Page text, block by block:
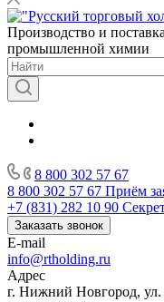
Производство и поставка
промышленной химии
8 800 302 57 67
8 800 302 57 67 Приём
+7 (831) 282 10 90
Заказать звонок
E-mail
info@rtholding.ru
Адрес
г. Нижний Новгород,